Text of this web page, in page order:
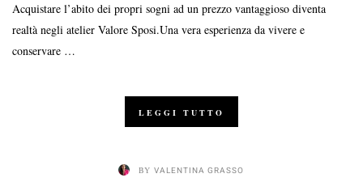
Acquistare l’abito dei propri sogni ad un prezzo vantaggioso diventa
realtà negli atelier Valore Sposi.Una vera esperienza da vivere e
conservare …
LEGGI TUTTO
BY VALENTINA GRASSO